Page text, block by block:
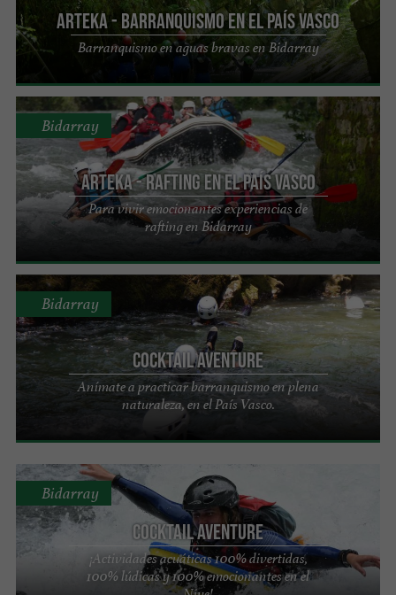
Arteka - Barranquismo en el País Vasco
Barranquismo en aguas bravas en Bidarray
Arteka - Rafting en el País Vasco
Para vivir emocionantes experiencias de
rafting en Bidarray
Bidarray
Cocktail Aventure
Anímate a practicar barranquismo en plena
naturaleza, en el País Vasco.
Bidarray
Cocktail Aventure
¡Actividades acuáticas 100% divertidas,
100% lúdicas y 100% emocionantes en el
Bidarray